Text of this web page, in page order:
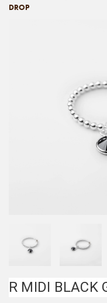
DROP
R MIDI BLACK